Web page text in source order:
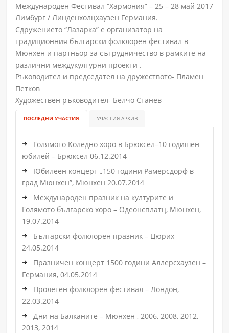
Международен Фестивал “Хармония” – 25 – 28 май 2017
Лимбург / Линденхолцхаузен Германия.
Сдружението “Лазарка” е организатор на
традиционния български фолклорен фестивал в
Мюнхен и партньор за сътрудничество в рамките на
различни междукултурни проекти .
Ръководител и председател на дружеството- Пламен
Петков
Художествен ръководител- Белчо Станев
ПОСЛЕДНИ УЧАСТИЯ УЧАСТИЯ АРХИВ
Голямото Коледно хоро в Брюксел–10 годишен
юбилей – Брюксел 06.12.2014
Юбилеен концерт „150 години Рамерсдорф в
град Мюнхен”, Мюнхен 20.07.2014
Международен празник на културите и
Голямото българско хоро – Одеонсплатц, Мюнхен,
19.07.2014
Български фолклорен празник – Цюрих
24.05.2014
Празничен концерт 1500 години Аллерсхаузен –
Германия, 04.05.2014
Пролетен фолклорен фестивал – Лондон,
22.03.2014
Дни на Балканите – Мюнхен , 2006, 2008, 2012,
2013, 2014